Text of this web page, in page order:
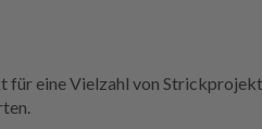
für eine Vielzahl von